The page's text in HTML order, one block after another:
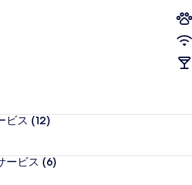
ビス (12)
ービス (6)